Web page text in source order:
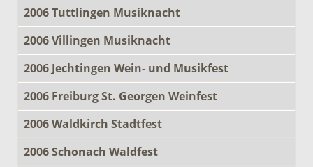
2006 Tuttlingen Musiknacht
2006 Villingen Musiknacht
2006 Jechtingen Wein- und Musikfest
2006 Freiburg St. Georgen Weinfest
2006 Waldkirch Stadtfest
2006 Schonach Waldfest